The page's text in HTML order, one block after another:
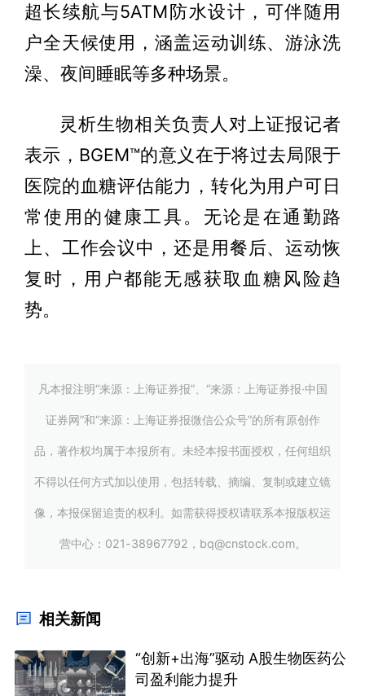
超长续航与5ATM防水设计，可伴随用
户全天候使用，涵盖运动训练、游泳洗
澡、夜间睡眠等多种场景。
灵析生物相关负责人对上证报记者
表示，BGEM™的意义在于将过去局限于
医院的血糖评估能力，转化为用户可日
常使用的健康工具。无论是在通勤路
上、工作会议中，还是用餐后、运动恢
复时，用户都能无感获取血糖风险趋
势。
凡本报注明“来源：上海证券报”、“来源：上海证券报·中国
证券网”和“来源：上海证券报微信公众号”的所有原创作
品，著作权均属于本报所有。未经本报书面授权，任何组织
不得以任何方式加以使用，包括转载、摘编、复制或建立镜
像，本报保留追责的权利。如需获得授权请联系本报版权运
营中心：021-38967792，bq@cnstock.com。
相关新闻
“创新+出海”驱动 A股生物医药公
司盈利能力提升